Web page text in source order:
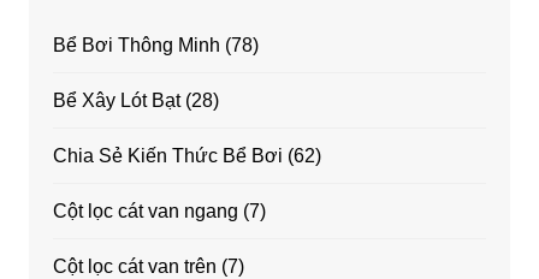
Bể Bơi Thông Minh (78)
Bể Xây Lót Bạt(28)
Chia Sẻ Kiến Thức Bể Bơi (62)
Cột lọc cát van ngang (7)
Cột lọc cát van trên (7)